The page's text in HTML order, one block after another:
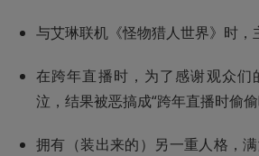
与艾琳联机《怪物猎人世界》时，
在跨年直播时，为了感谢观众们
泣，结果被恶搞成“跨年直播时偷偷
拥有（装出来的）另一重人格，